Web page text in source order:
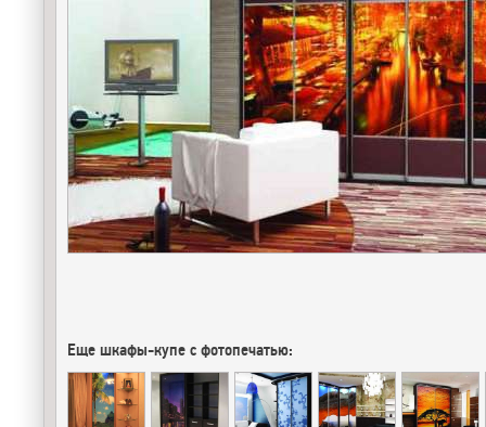
Еще шкафы-купе с фотопечатью: